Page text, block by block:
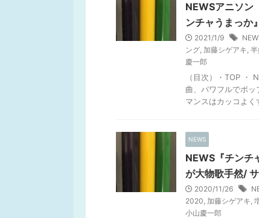
NEWSアニソン
ンチャうまっか
2021/1/9
ング, 加藤シゲアキ,
慶一郎
（目次）・TOP ・
曲、パワフルでポ
マンスはカッコよく
NEWS
NEWS『チンチ
が大物歌手然/
2020/11/26
2020, 加藤シゲアキ,
小山慶一郎